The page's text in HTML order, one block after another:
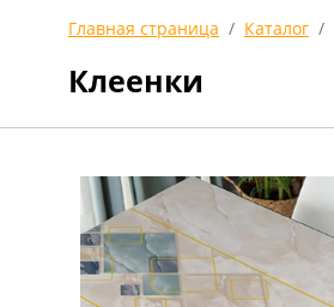
Главная страница Каталог
Клеенки